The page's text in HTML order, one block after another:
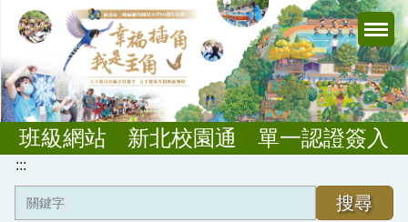
跳
到
要
內
容
區班級網站 新北校園通 單一認證簽入
:::
搜尋